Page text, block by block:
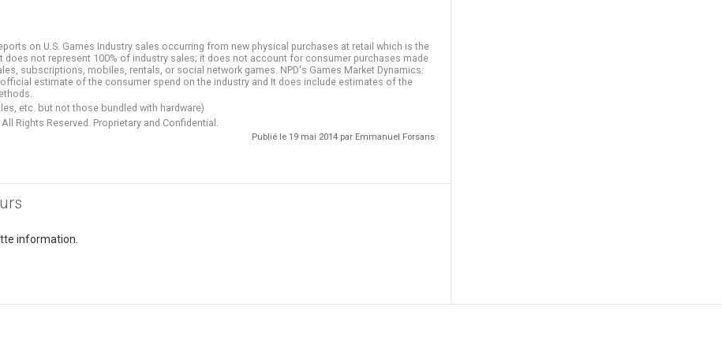
on U.S. Games Industry sales occurring from new physical purchases at retail which is the
does not represent 100% of industry sales; it does not account for consumer purchases made
subscriptions, mobiles, rentals, or social network games. NPD's Games Market Dynamics:
official estimate of the consumer spend on the industry and It does include estimates of the
etc. but not those bundled with hardware)
Rights Reserved. Proprietary and Confidential.
Publié le 19 mai 2014 par Emmanuel Forsans
information.